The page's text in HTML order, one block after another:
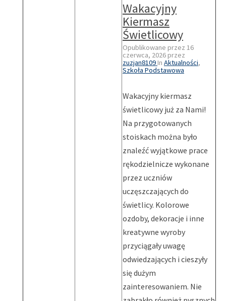
Wakacyjny
Kiermasz
Świetlicowy
Opublikowane przez 16
czerwca, 2026 przez
zuzjan8109 In Aktualności,
Szkoła Podstawowa
Wakacyjny kiermasz
świetlicowy już za Nami!
Na przygotowanych
stoiskach można było
znaleźć wyjątkowe prace
rękodzielnicze wykonane
przez uczniów
uczęszczających do
świetlicy. Kolorowe
ozdoby, dekoracje i inne
kreatywne wyroby
przyciągały uwagę
odwiedzających i cieszyły
się dużym
zainteresowaniem. Nie